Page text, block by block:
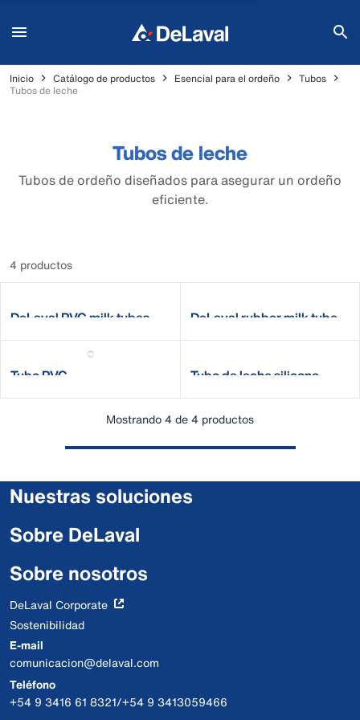
Inicio Catálogo de productos Esencial para el ordeño
Tubos
Tubos de leche
Tubos de leche
Tubos de ordeño diseñados para asegurar un ordeño
eficiente.
4 productos
DeLaval PVC milk tubes DeLaval rubber milk tube
Tubo PVC Tubo de leche silicone
Mostrando 4 de 4 productos
Nuestras soluciones
Sobre DeLaval
Sobre nosotros
DeLaval Corporate
Sostenibilidad
E-mail
comunicacion@delaval.com
Teléfono
+54 9 3416 61 8321/+54 9 3413059466